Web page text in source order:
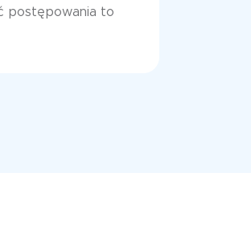
postępowania to